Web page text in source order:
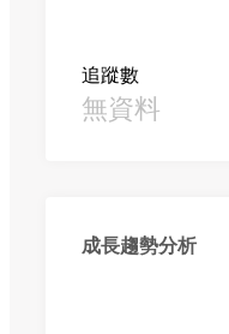
追蹤數
無資料
成長趨勢分析